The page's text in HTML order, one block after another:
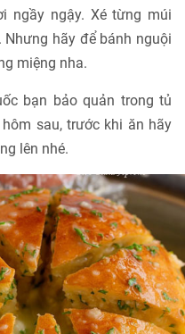
ngầy ngậy. Xé từng múi
hãy để bánh nguội
miệng nha.
bạn bảo quản trong tủ
sau, trước khi ăn hãy
lên nhé.